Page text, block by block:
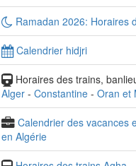
Ramadan 2026: Horaires
Calendrier hidjri
Horaires des trains,
Alger - Constantine - Oran et
Calendrier des vacances
en Algérie